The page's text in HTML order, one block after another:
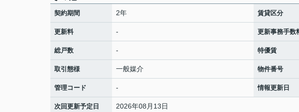
契約期間 2年 賃貸区分
更新料 - 更新事務手数
総戸数 - 特優賃
取引態様 一般媒介 物件番号
管理コード - 情報更新日
次回更新予定日 2026年08月13日